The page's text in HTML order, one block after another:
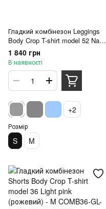
Гладкий комбінезон Leggings
Body Crop T-shirt model 52 Navy
(синій) - S
1 840 грн
В наявності
+2
Розмір
S M